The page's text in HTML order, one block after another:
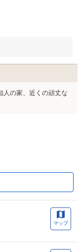
人の家、近くの頑丈な
マップ